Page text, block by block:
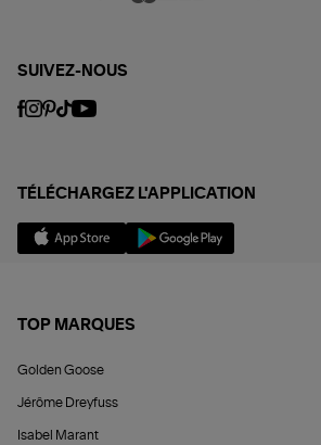
SUIVEZ-NOUS
TÉLÉCHARGEZ L'APPLICATION
TOP MARQUES
Golden Goose
Jérôme Dreyfuss
Isabel Marant